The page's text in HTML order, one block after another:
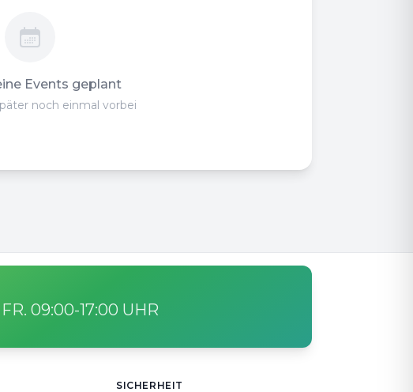
Events geplant
noch einmal vorbei
09:00-17:00 UHR
SICHERHEIT